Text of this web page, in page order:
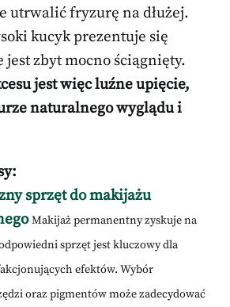
utrwalić fryzurę na dłużej.
kucyk prezentuje się
jest zbyt mocno ściągnięty.
jest więc luźne upięcie,
naturalnego wyglądu i
sprzęt do makijażu
Makijaż permanentny zyskuje na
sprzęt jest kluczowy dla
efektów. Wybór
oraz pigmentów może zadecydować